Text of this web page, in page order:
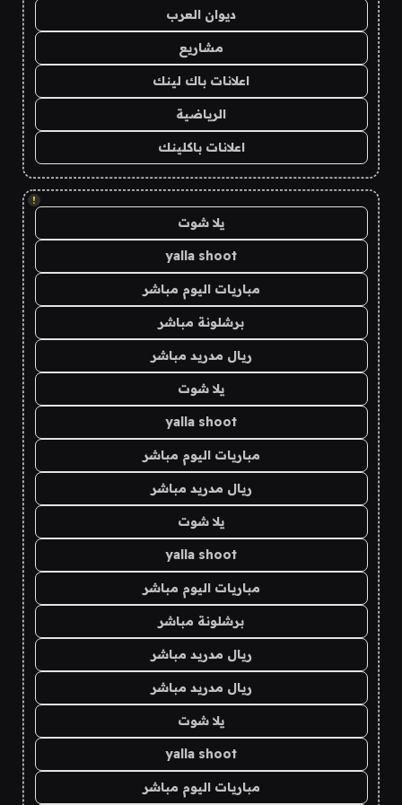
ديوان العرب
مشاريع
اعلانات باك لينك
الرياضية
اعلانات باكلينك
!
يلا شوت
yalla shoot
مباريات اليوم مباشر
برشلونة مباشر
ريال مدريد مباشر
يلا شوت
yalla shoot
مباريات اليوم مباشر
ريال مدريد مباشر
يلا شوت
yalla shoot
مباريات اليوم مباشر
برشلونة مباشر
ريال مدريد مباشر
ريال مدريد مباشر
يلا شوت
yalla shoot
مباريات اليوم مباشر